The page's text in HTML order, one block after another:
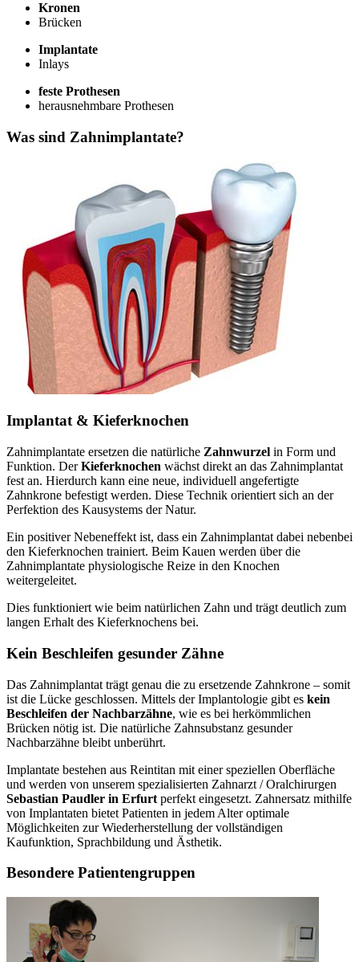
Kronen
Brücken
Implantate
Inlays
feste Prothesen
herausnehmbare Prothesen
Was sind Zahnimplantate?
Implantat & Kieferknochen
Zahnimplantate ersetzen die natürliche Zahnwurzel in Form und
Funktion. DerKieferknochen wächst direkt an das Zahnimplantat
fest an. Hierdurch kann eine neue, individuell angefertigte
Zahnkrone befestigt werden. Diese Technik orientiert sich an der
Perfektion des Kausystems der Natur.
Ein positiver Nebeneffekt ist, dass ein Zahnimplantat dabei nebenbei
den Kieferknochen trainiert. Beim Kauen werden über die
Zahnimplantate physiologische Reize in den Knochen
weitergeleitet.
Dies funktioniert wie beim natürlichen Zahn und trägt deutlich zum
langen Erhalt des Kieferknochens bei.
Kein Beschleifen gesunder Zähne
Das Zahnimplantat trägt genau die zu ersetzende Zahnkrone – somit
ist die Lücke geschlossen. Mittels der Implantologie gibt es kein
Beschleifen der Nachbarzähne, wie es bei herkömmlichen
Brücken nötig ist. Die natürliche Zahnsubstanz gesunder
Nachbarzähne bleibt unberührt.
Implantate bestehen aus Reintitan mit einer speziellen Oberfläche
und werden von unserem spezialisierten Zahnarzt / Oralchirurgen
Sebastian Paudler in Erfurt perfekt eingesetzt. Zahnersatz mithilfe
von Implantaten bietet Patienten in jedem Alter optimale
Möglichkeiten zur Wiederherstellung der vollständigen
Kaufunktion, Sprachbildung und Ästhetik.
Besondere Patientengruppen